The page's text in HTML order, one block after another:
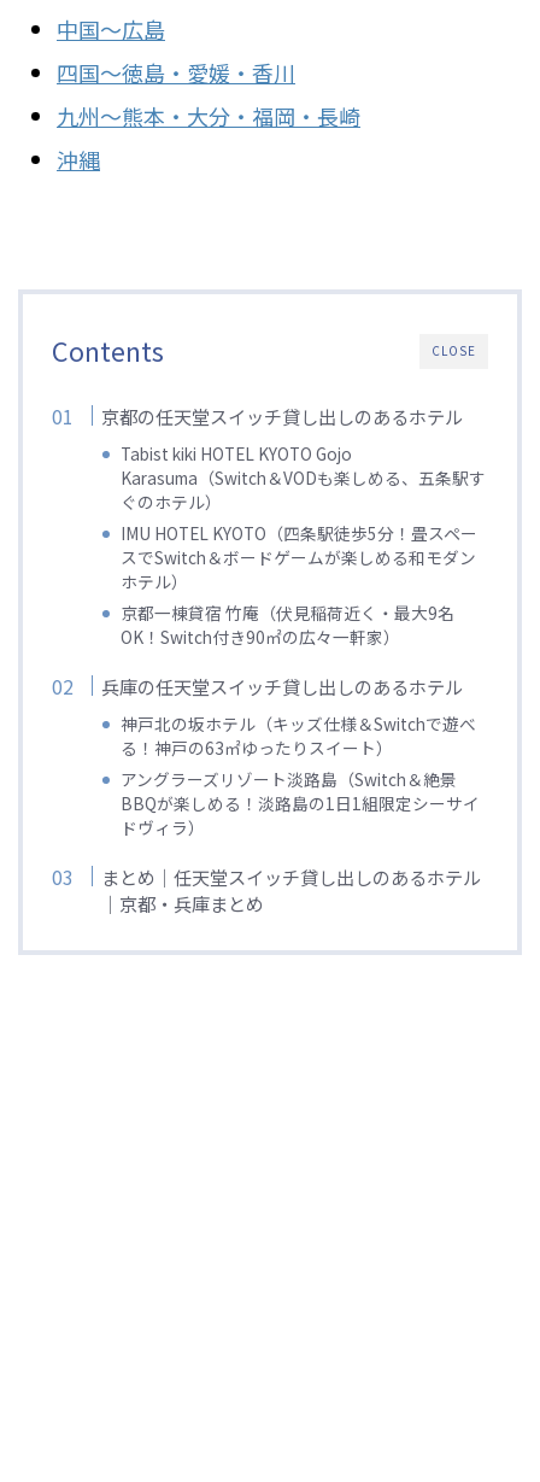
中国～広島
四国～徳島・愛媛・香川
九州～熊本・大分・福岡・長崎
沖縄
CLOSE
Contents
京都の任天堂スイッチ貸し出しのあるホテル
Tabist kiki HOTEL KYOTO Gojo
Karasuma（Switch＆VODも楽しめる、五条駅す
ぐのホテル）
IMU HOTEL KYOTO（四条駅徒歩5分！畳スペー
スでSwitch＆ボードゲームが楽しめる和モダン
ホテル）
京都一棟貸宿 竹庵（伏見稲荷近く・最大9名
OK！Switch付き90㎡の広々一軒家）
兵庫の任天堂スイッチ貸し出しのあるホテル
神戸北の坂ホテル（キッズ仕様＆Switchで遊べ
る！神戸の63㎡ゆったりスイート）
アングラーズリゾート淡路島（Switch＆絶景
BBQが楽しめる！淡路島の1日1組限定シーサイ
ドヴィラ）
まとめ｜任天堂スイッチ貸し出しのあるホテル
｜京都・兵庫まとめ